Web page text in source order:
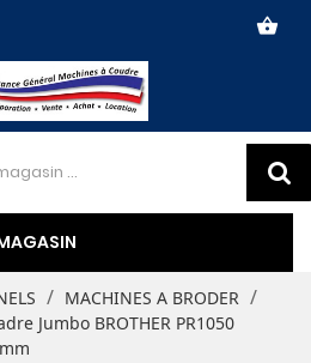
shopping_basket
MACHINES A BRODER
Jumbo BROTHER PR1050